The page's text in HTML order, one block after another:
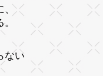
、
ない